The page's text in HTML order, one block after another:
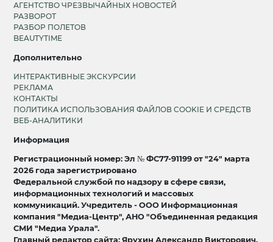
АГЕНТСТВО ЧРЕЗВЫЧАЙНЫХ НОВОСТЕЙ
РАЗВОРОТ
РАЗБОР ПОЛЕТОВ
BEAUTYTIME
Дополнительно
ИНТЕРАКТИВНЫЕ ЭКСКУРСИИ
РЕКЛАМА
КОНТАКТЫ
ПОЛИТИКА ИСПОЛЬЗОВАНИЯ ФАЙЛОВ COOKIE И СРЕДСТВ
ВЕБ-АНАЛИТИКИ
Информация
Регистрационный номер: Эл № ФС77-91199 от "24" марта
2026 года зарегистрировано
Федеральной службой по надзору в сфере связи,
информационных технологий и массовых
коммуникаций. Учредитель - ООО Информационная
компания "Медиа-Центр", АНО "Объединенная редакция
СМИ "Медиа Урала".
Главный редактор сайта: Ярухин Александр Викторович.